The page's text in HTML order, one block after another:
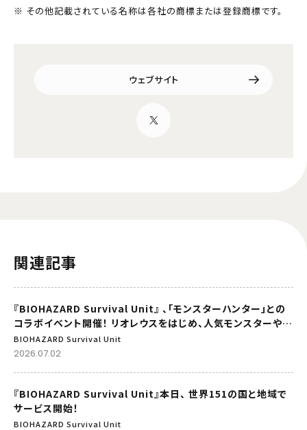
※ その他記載されている名称は各社の商標または登録商標です。
ウェブサイト
関連記事
『BIOHAZARD Survival Unit』 、「モンスターハンター」との
コラボイベント開催！ リオレウスをはじめ、人気モンスターやハ
ンターが登場
BIOHAZARD Survival Unit
2026.07.02
『BIOHAZARD Survival Unit』本日、 世界151の国と地域で
サービス開始！
BIOHAZARD Survival Unit